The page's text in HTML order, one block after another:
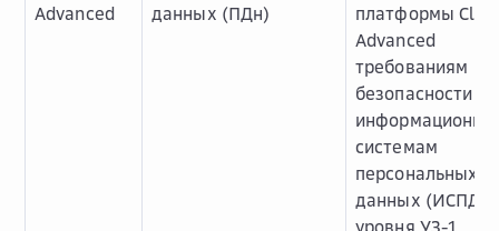
Advanced
данных (ПДн)
платформы
Advanced
требованиям
безопасности к
системам
персональных
данных (ИСПДн)
уровня УЗ-1